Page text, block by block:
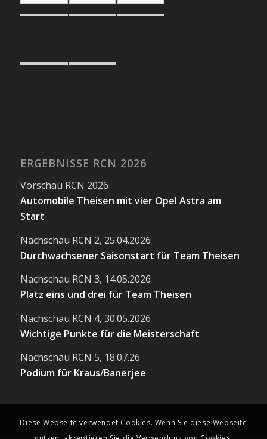
ERGEBNISSE RCN 2026
Vorschau RCN 2026
Automobile Theisen mit vier Opel Astra am
Start
Nachschau RCN 2, 25.04.2026
Durchwachsener Saisonstart für Team Theisen
Nachschau RCN 3, 14.05.2026
Platz eins und drei für Team Theisen
Nachschau RCN 4, 30.05.2026
Wichtige Punkte für die Meisterschaft
Nachschau RCN 5, 18.07.26
Podium für Kraus/Banerjee
Diese Webseite verwendet Cookies. Wenn Sie diese Webseite